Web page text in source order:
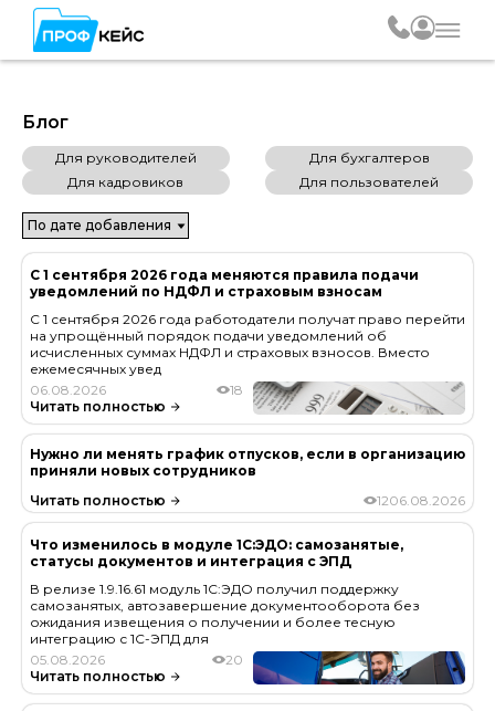
Блог
Для руководителей
Для бухгалтеров
Для кадровиков
Для пользователей
С 1 сентября 2026 года меняются правила подачи
уведомлений по НДФЛ и страховым взносам
С 1 сентября 2026 года работодатели получат право перейти
на упрощённый порядок подачи уведомлений об
исчисленных суммах НДФЛ и страховых взносов. Вместо
ежемесячных увед
06.08.2026
18
Читать полностью
Нужно ли менять график отпусков, если в организацию
приняли новых сотрудников
Читать полностью
1206.08.2026
Что изменилось в модуле 1С:ЭДО: самозанятые,
статусы документов и интеграция с ЭПД
В релизе 1.9.16.61 модуль 1С:ЭДО получил поддержку
самозанятых, автозавершение документооборота без
ожидания извещения о получении и более тесную
интеграцию с 1С-ЭПД для
05.08.2026
20
Читать полностью